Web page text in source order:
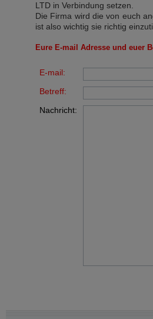
LTD in Verbindung setzen.
Die Firma wird die von euch
ist also wichtig sie richtig
Eure E-mail Adresse und euer
E-mail:
Betreff:
Nachricht: